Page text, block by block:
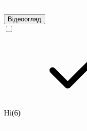
Відеоогляд
Ні(6)